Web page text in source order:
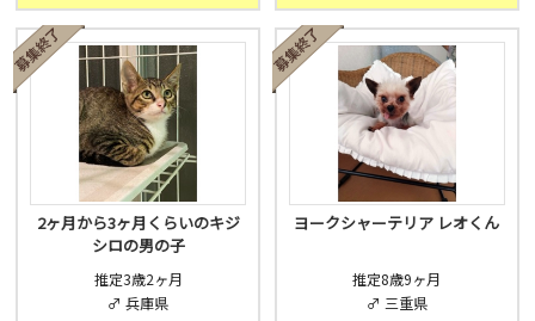
2ヶ月から3ヶ月くらいのキジ
シロの男の子
推定3歳2ヶ月
♂ 兵庫県
ヨークシャーテリア レオくん
推定8歳9ヶ月
♂ 三重県